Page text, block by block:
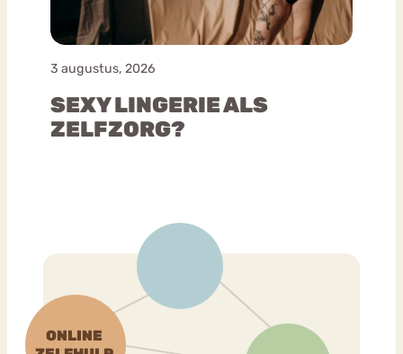
3 augustus, 2026
SEXY LINGERIE ALS
ZELFZORG?